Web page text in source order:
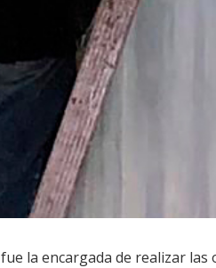
la encargada de realizar